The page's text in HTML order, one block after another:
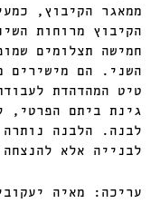
ממאגר הקיבוץ,
הקיבוץ מרוחות
חמישה תצלומים
השני. הם מישירים
טיט המהדהדת
גינת ביתם הפרטי,
לבנה. הלבנה
לבנייה אלא
עריכה: מאיה